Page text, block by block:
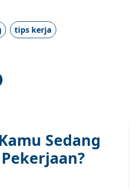
tips kerja
Sedang